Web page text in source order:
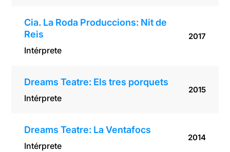
Cia. La Roda Produccions: Nit de
Reis
Intérprete
2017
Dreams Teatre: Els tres porquets
Intérprete
2015
Dreams Teatre: La Ventafocs
Intérprete
2014